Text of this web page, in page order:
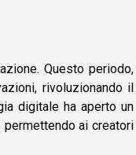
Questo periodo,
rivoluzionando il
digitale ha aperto un
ai creatori